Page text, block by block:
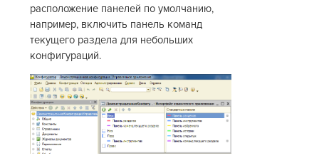
расположение панелей по умолчанию,
например, включить панель команд
текущего раздела для небольших
конфигураций.